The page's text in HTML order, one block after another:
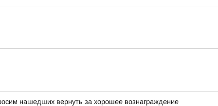
нашедших вернуть за хорошее вознаграждение